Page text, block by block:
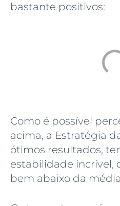
bastante positivos:
Como é possível
acima, a Estratégia
ótimos resultados,
estabilidade incrível,
bem abaixo da